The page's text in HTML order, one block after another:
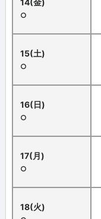
14(金)
○
15(土)
○
16(日)
○
17(月)
○
18(火)